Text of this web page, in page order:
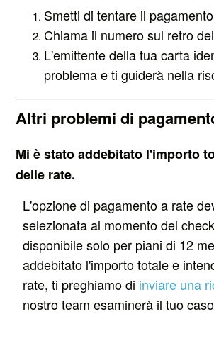
Smetti di tentare il
Chiama il numero sul retro
L'emittente della tua carta
problema e ti guiderà nella
Altri problemi di
Mi è stato addebitato l'importo
delle rate.
L'opzione di pagamento a rate
selezionata al momento del
disponibile solo per piani di 12
addebitato l'importo totale e
rate, ti preghiamo di inviare una
nostro team esaminerà il tuo